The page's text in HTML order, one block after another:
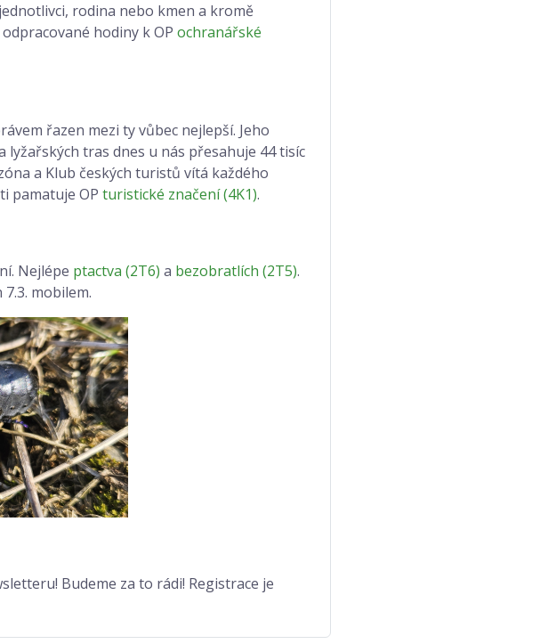
rodina nebo kmen a kromě
hodiny k OP ochranářské
řazen mezi ty vůbec nejlepší. Jeho
lyžařských tras dnes u nás přesahuje 44 tisíc
a Klub českých turistů vítá každého
pamatuje OP turistické značení (4K1).
Nejlépe ptactva (2T6) a bezobratlích (2T5).
mobilem.
Budeme za to rádi! Registrace je